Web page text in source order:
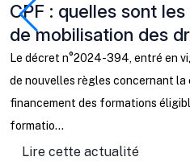
CPF : quelles sont
de mobilisation des
Le décret n°2024-394, entré en
de nouvelles règles concernant
financement des formations
formatio...
Lire cette actualité